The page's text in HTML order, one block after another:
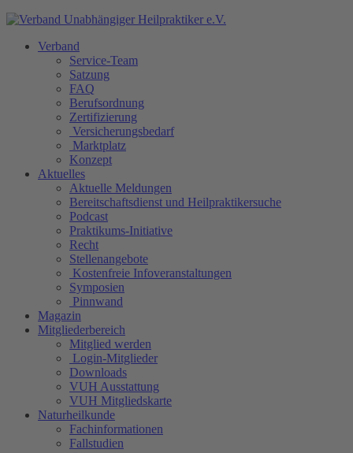
Verband
Service-Team
Satzung
FAQ
Berufsordnung
Zertifizierung
Versicherungsbedarf
Marktplatz
Konzept
Aktuelles
Aktuelle Meldungen
Bereitschaftsdienst und Heilpraktikersuche
Podcast
Praktikums-Initiative
Recht
Stellenangebote
Kostenfreie Infoveranstaltungen
Symposien
Pinnwand
Magazin
Mitgliederbereich
Mitglied werden
Login-Mitglieder
Downloads
VUH Ausstattung
VUH Mitgliedskarte
Naturheilkunde
Fachinformationen
Fallstudien